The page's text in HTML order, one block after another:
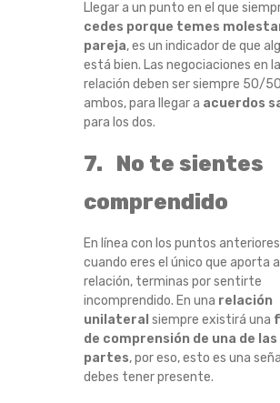
Llegar a un punto en el que
cedes porque temes
pareja, es un indicador de que
está bien. Las negociaciones en la
relación deben ser siempre 50/
ambos, para llegar a acuerdos
para los dos.
7. No te sientes
comprendido
En línea con los puntos
cuando eres el único que aporta
relación, terminas por sentirte
incomprendido. En una relación
unilateral siempre existirá una
de comprensión de una de las
partes, por eso, esto es una
debes tener presente.